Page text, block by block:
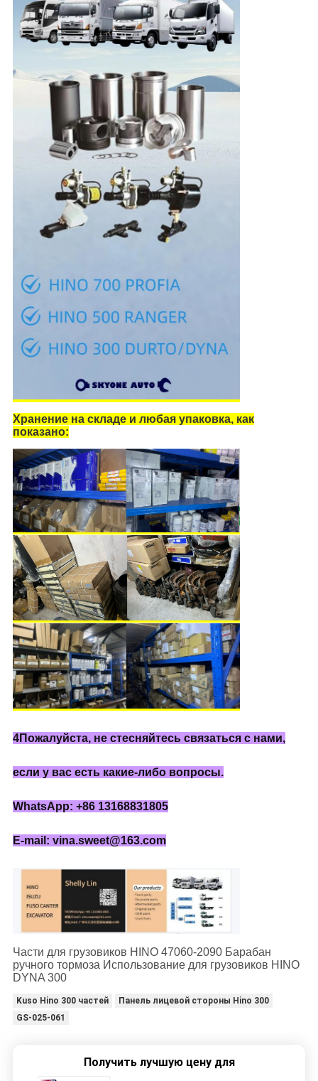
Хранение на складе и любая упаковка, как
показано:
4Пожалуйста, не стесняйтесь связаться с нами,
если у вас есть какие-либо вопросы.
WhatsApp: +86 13168831805
E-mail: vina.sweet@163.com
Части для грузовиков HINO 47060-2090 Барабан
ручного тормоза Использование для грузовиков HINO
DYNA 300
Kuso Hino 300 частей
Панель лицевой стороны Hino 300
GS-025-061
Получить лучшую цену для